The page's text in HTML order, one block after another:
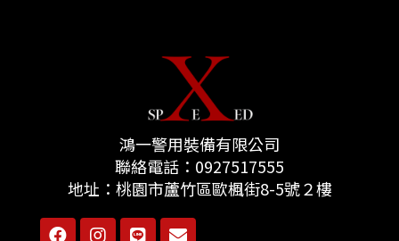
鴻一警用裝備有限公司
聯絡電話： 0927517555
地址： 桃園市蘆竹區歐楓街8-5號２樓
F I L E